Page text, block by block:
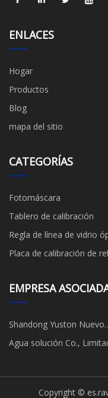
ENLACES
Hogar
Productos
Blog
mapa del sitio
CATEGORÍAS
Fotomáscara
Tablero de calibración
Regla de línea de vidrio
Placa de calibración de
EMPRESA
Shandong Yuston Nuevo
Material Co., Limitado.Agua solución Co.,
Copyright ©